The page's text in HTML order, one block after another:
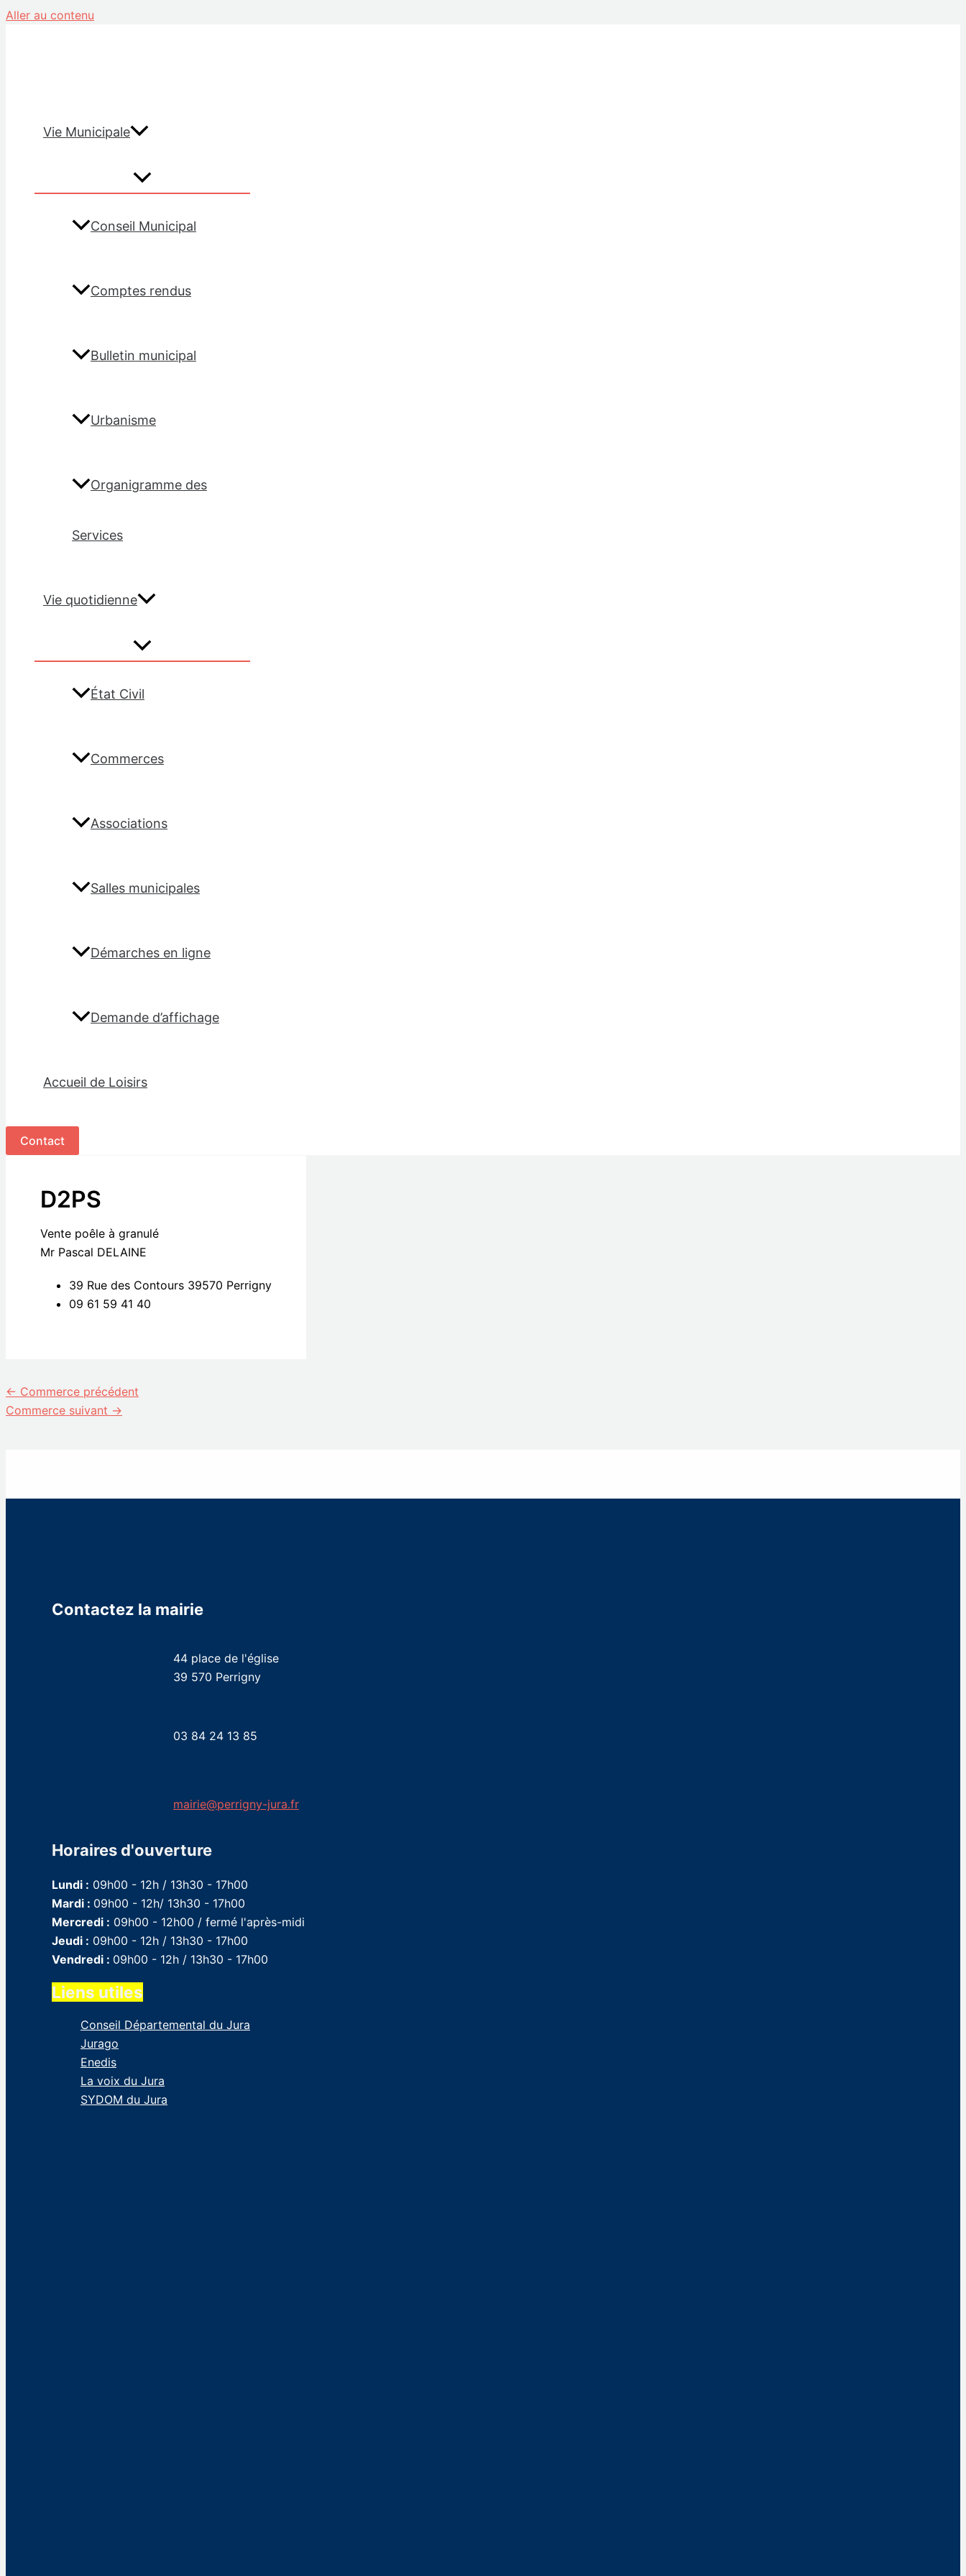
Aller au contenu
Vie Municipale
Conseil Municipal
Comptes rendus
Bulletin municipal
Urbanisme
Organigramme des
Services
Vie quotidienne
État Civil
Commerces
Associations
Salles municipales
Démarches en ligne
Demande d’affichage
Accueil de Loisirs
Contact
D2PS
Vente poêle à granulé
Mr Pascal DELAINE
39 Rue des Contours 39570 Perrigny
09 61 59 41 40
← Commerce précédent
Commerce suivant →
Contactez la mairie
44 place de l'église
39 570 Perrigny
03 84 24 13 85
mairie@perrigny-jura.fr
Horaires d'ouverture
Lundi : 09h00 - 12h / 13h30 - 17h00
Mardi : 09h00 - 12h/ 13h30 - 17h00
Mercredi : 09h00 - 12h00 / fermé l'après-midi
Jeudi : 09h00 - 12h / 13h30 - 17h00
Vendredi : 09h00 - 12h / 13h30 - 17h00
Liens utiles
Conseil Départemental du Jura
Jurago
Enedis
La voix du Jura
SYDOM du Jura